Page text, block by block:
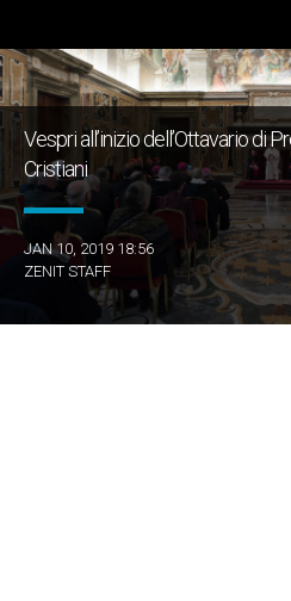
Vespri all’inizio dell’Ottavario di
Cristiani
JAN 10, 2019 18:56
ZENIT STAFF